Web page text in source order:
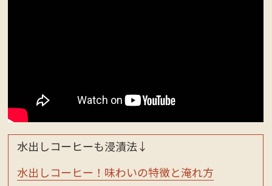
水出しコーヒーも浸漬法↓
水出しコーヒー！味わいの特徴と淹れ方